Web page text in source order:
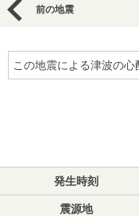
前の地震
この地震による津波の心
発生時刻
震源地